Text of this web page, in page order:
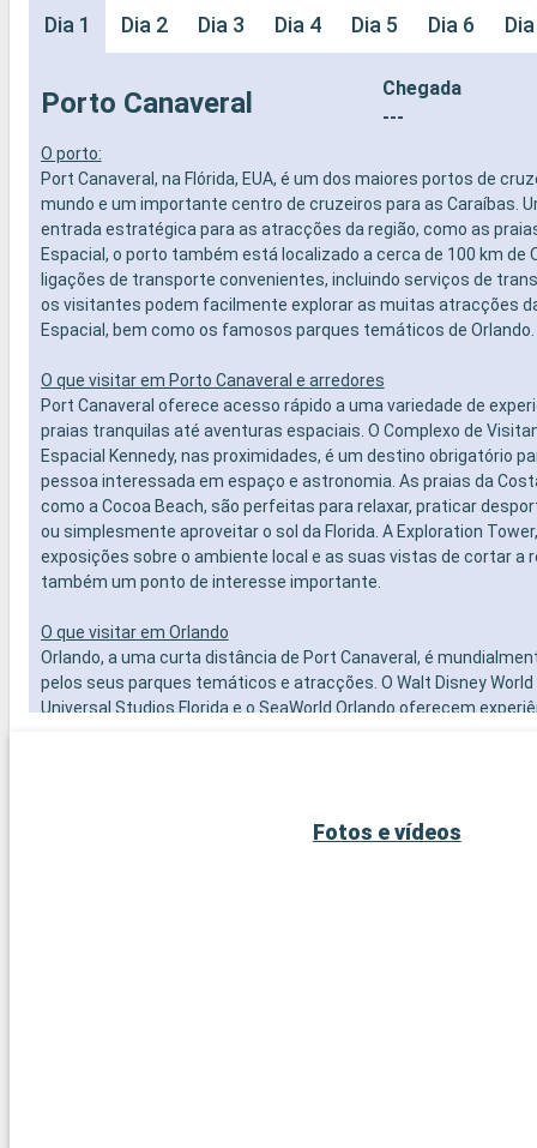
Dia 1 Dia 2 Dia 3 Dia 4 Dia 5 Dia 6
Porto Canaveral
Chegada
---
O porto:
Port Canaveral, na Flórida, EUA, é um dos maiores portos de
mundo e um importante centro de cruzeiros para as Caraíbas.
entrada estratégica para as atracções da região, como as
Espacial, o porto também está localizado a cerca de 100 km de
ligações de transporte convenientes, incluindo serviços de
os visitantes podem facilmente explorar as muitas atracções
Espacial, bem como os famosos parques temáticos de Orlando.
O que visitar em Porto Canaveral e arredores
Port Canaveral oferece acesso rápido a uma variedade de
praias tranquilas até aventuras espaciais. O Complexo de
Espacial Kennedy, nas proximidades, é um destino obrigatório
pessoa interessada em espaço e astronomia. As praias da
como a Cocoa Beach, são perfeitas para relaxar, praticar
ou simplesmente aproveitar o sol da Florida. A Exploration
exposições sobre o ambiente local e as suas vistas de cortar a
também um ponto de interesse importante.
O que visitar em Orlando
Orlando, a uma curta distância de Port Canaveral, é
pelos seus parques temáticos e atracções. O Walt Disney World
Universal Studios Florida e o SeaWorld Orlando oferecem
botânicos e museus de Orlando oferecem um dia mais calmo,
Fotos e vídeos